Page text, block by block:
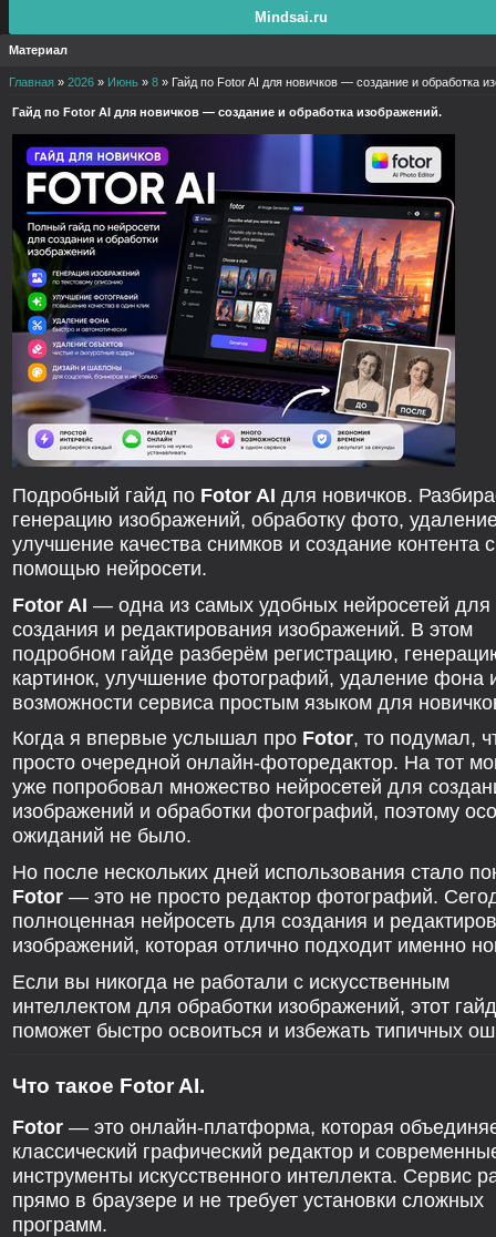
Mindsai.ru
Материал
Главная » 2026 » Июнь » 8 » Гайд по Fotor AI для новичков — создание и обработка
Гайд по Fotor AI для новичков — создание и обработка изображений.
Подробный гайд по Fotor AI для новичков.
генерацию изображений, обработку фото,
улучшение качества снимков и создание контента с
помощью нейросети.
Fotor AI — одна из самых удобных нейросетей для
создания и редактирования изображений. В этом
подробном гайде разберём регистрацию,
картинок, улучшение фотографий, удаление фона
возможности сервиса простым языком для
Когда я впервые услышал про Fotor, то подумал,
просто очередной онлайн-фоторедактор. На тот
уже попробовал множество нейросетей для
изображений и обработки фотографий, поэтому
ожиданий не было.
Но после нескольких дней использования стало
Fotor — это не просто редактор фотографий.
полноценная нейросеть для создания и
изображений, которая отлично подходит именно
Если вы никогда не работали с искусственным
интеллектом для обработки изображений, этот гайд
поможет быстро освоиться и избежать типичных
Что такое Fotor AI.
Fotor — это онлайн-платформа, которая
классический графический редактор и
инструменты искусственного интеллекта. Сервис
прямо в браузере и не требует установки сложных
программ.